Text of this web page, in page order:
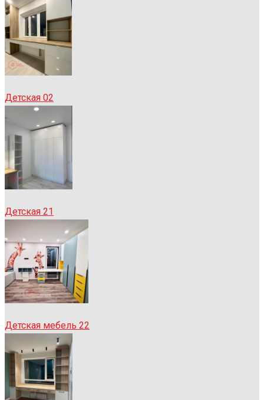
Детская 02
Детская 21
Детская мебель 22